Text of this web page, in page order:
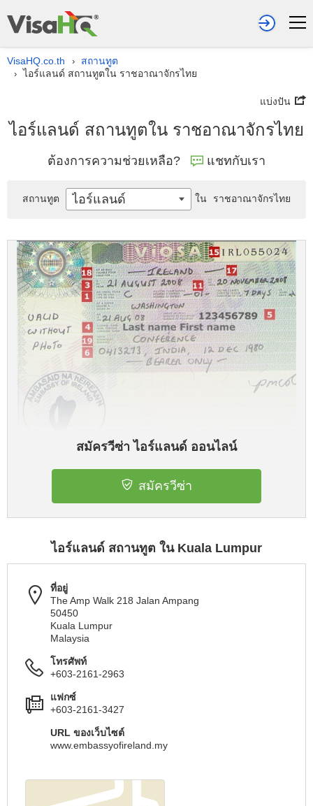
VisaHQ.co.th › สถานทูต
› ไอร์แลนด์ สถานทูตใน ราชอาณาจักรไทย
แบ่งปัน
ไอร์แลนด์ สถานทูตใน ราชอาณาจักรไทย
ต้องการความช่วยเหลือ? แชทกับเรา
สมัครวีซ่า ไอร์แลนด์ ออนไลน์
สมัครวีซ่า
ไอร์แลนด์ สถานทูต ใน Kuala Lumpur
ที่อยู่
The Amp Walk 218 Jalan Ampang
50450
Kuala Lumpur
Malaysia
โทรศัพท์
+603-2161-2963
แฟกซ์
+603-2161-3427
URL ของเว็บไซต์
www.embassyofireland.my
สถานทูต ไอร์แลนด์ ใน ราชอาณาจักรไทย